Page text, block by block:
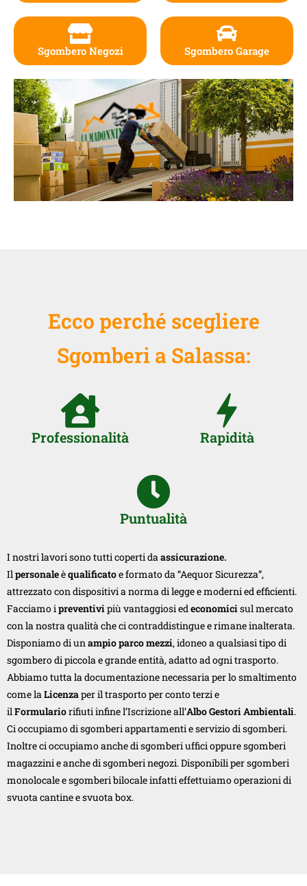
Sgombero Negozi Sgombero Garage
Ecco perché scegliere
Sgomberi a Salassa:
Professionalità Rapidità
Puntualità
I nostri lavori sono tutti coperti da assicurazione.
Il personaleèqualificatoe formato da “Aequor Sicurezza”,
attrezzato con dispositivi a norma di legge e moderni ed efficienti.
Facciamo i preventivi più vantaggiosi ed economici sul mercato
con la nostra qualità che ci contraddistingue e rimane inalterata.
Disponiamo di un ampio parco mezzi, idoneo a qualsiasi tipo di
sgombero di piccola e grande entità, adatto ad ogni trasporto.
Abbiamo tutta la documentazione necessaria per lo smaltimento
come la Licenza per il trasporto per conto terzi e
il Formulariorifiuti infine l’Iscrizione all’Albo Gestori Ambientali.
Ci occupiamo di sgomberi appartamenti e servizio di sgomberi.
Inoltre ci occupiamo anche di sgomberi uffici oppure sgomberi
magazzini e anche di sgomberi negozi. Disponibili per sgomberi
monolocale e sgomberi bilocale infatti effettuiamo operazioni di
svuota cantine e svuota box.